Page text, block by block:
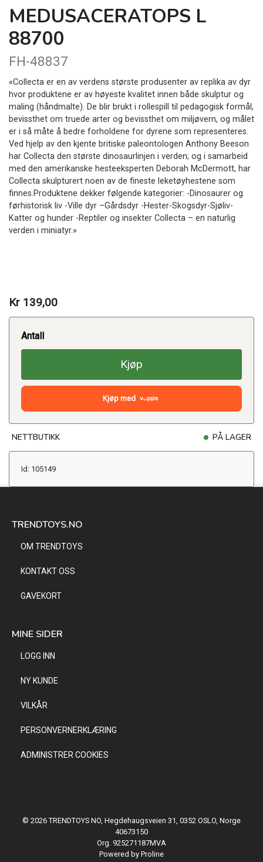
MEDUSACERATOPS L
88700
FH-48837
«Collecta er en av verdens største produsenter av replika av dyr
hvor produktene er av høyeste kvalitet innen både skulptur og
maling (håndmalte). De blir brukt i rollespill til pedagogisk formål,
bevissthet om truede arter og bevissthet om miljøvern, og målet
er i så måte å bedre forholdene for dyrene som representeres.
Ved hjelp av den kjente britiske paleontologen Anthony Beeson
har Collecta den største dinosaurlinjen i verden; og i samarbeid
med den amerikanske hesteeksperten Deborah McDermott, har
Collecta skulpturert noen av de fineste leketøyhestene som
finnes.Produktene dekker følgende kategorier: -Dinosaurer og
førhistorisk liv -Ville dyr –Gårdsdyr -Hester-Skogsdyr-Sjøliv-
Katter og hunder -Reptiler og insekter Collecta – en naturlig
verden i miniatyr.»
Kr 139,00
Antall
Kjøp
Kjøp med
NETTBUTIKK PÅ LAGER
Id: 105149
TRENDTOYS.NO
OM TRENDTOYS
KONTAKT OSS
GAVEKORT
MINE SIDER
LOGG INN
NY KUNDE
VILKÅR
PERSONVERNERKLÆRING
ADMINISTRER COOKIES
© 2026 TRENDTOYS NO, Hegdehaugsveien 31, 0352 OSLO, Norge
40673150
Org. 925271187MVA
Powered by Proline